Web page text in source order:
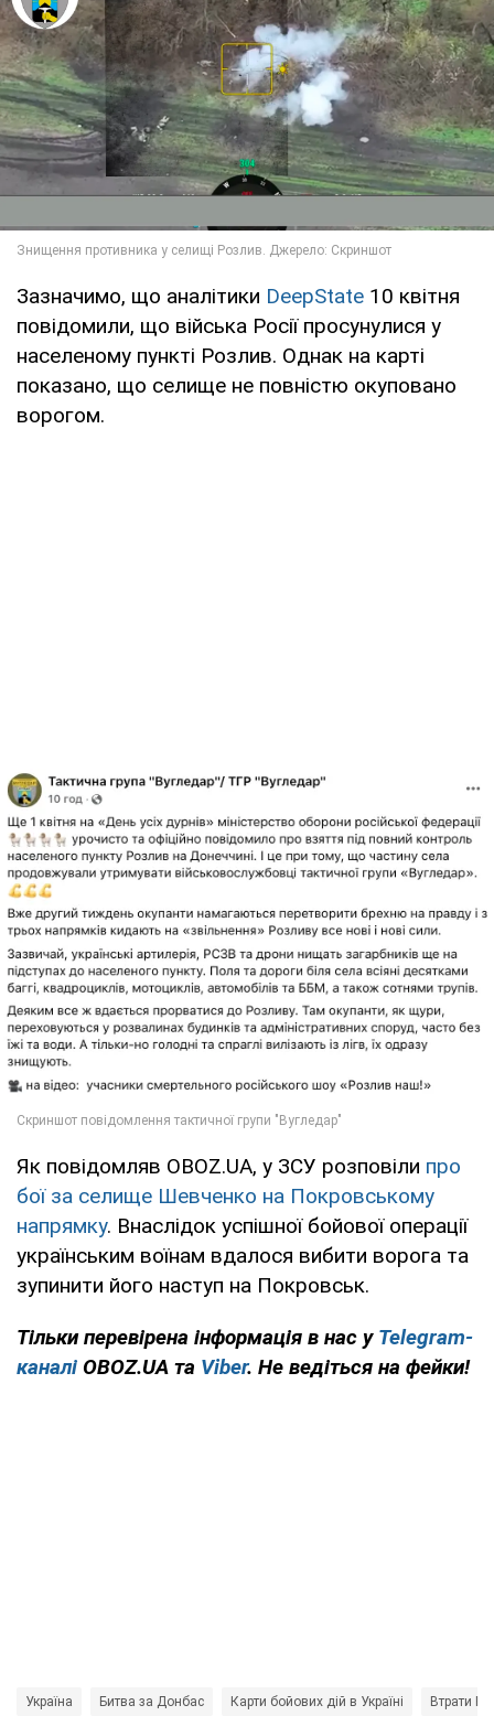
Зазначимо, що аналітики DeepState 10 квітня
повідомили, що війська Росії просунулися у
населеному пункті Розлив. Однак на карті
показано, що селище не повністю окуповано
ворогом.
Як повідомляв OBOZ.UA, у ЗСУ розповіли про
бої за селище Шевченко на Покровському
напрямку. Внаслідок успішної бойової операції
українським воїнам вдалося вибити ворога та
зупинити його наступ на Покровськ.
Тільки перевірена інформація в нас у Telegram-
каналі OBOZ.UA та Viber. Не ведіться на фейки!
Україна Битва за Донбас Карти бойових дій в Україні Втрати